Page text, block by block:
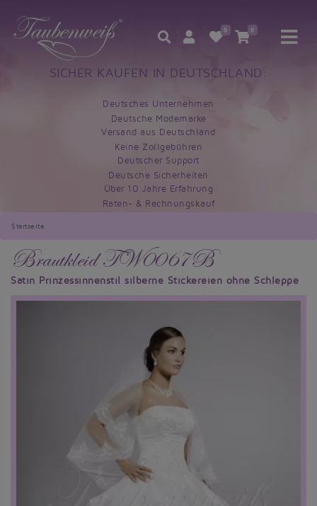
0 0
SICHER KAUFEN IN DEUTSCHLAND:
Deutsches Unternehmen
Deutsche Modemarke
Versand aus Deutschland
Keine Zollgebühren
Deutscher Support
Deutsche Sicherheiten
Über 10 Jahre Erfahrung
Raten- & Rechnungskauf
Startseite
Brautkleid TW0067B
Satin Prinzessinnenstil silberne Stickereien ohne Schleppe